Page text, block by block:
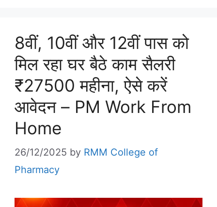
8वीं, 10वीं और 12वीं पास को
मिल रहा घर बैठे काम सैलरी
₹27500 महीना, ऐसे करें
आवेदन – PM Work From
Home
26/12/2025 by RMM College of
Pharmacy